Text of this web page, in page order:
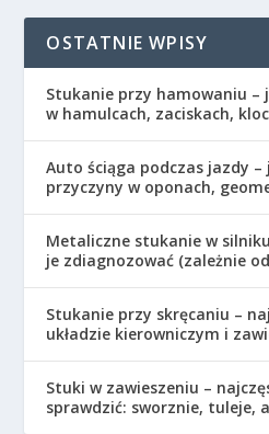
OSTATNIE WPISY
Stukanie przy hamowaniu –
w hamulcach, zaciskach,
Auto ściąga podczas jazdy –
przyczyny w oponach,
Metaliczne stukanie w
je zdiagnozować (zależnie
Stukanie przy skręcaniu –
układzie kierowniczym i
Stuki w zawieszeniu –
sprawdzić: sworznie, tuleje,